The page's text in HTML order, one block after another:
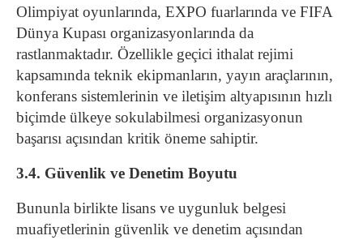
Olimpiyat oyunlarında, EXPO fuarlarında ve FIFA
Dünya Kupası organizasyonlarında da
rastlanmaktadır. Özellikle geçici ithalat rejimi
kapsamında teknik ekipmanların, yayın araçlarının,
konferans sistemlerinin ve iletişim altyapısının hızlı
biçimde ülkeye sokulabilmesi organizasyonun
başarısı açısından kritik öneme sahiptir.
3.4. Güvenlik ve Denetim Boyutu
Bununla birlikte lisans ve uygunluk belgesi
muafiyetlerinin güvenlik ve denetim açısından